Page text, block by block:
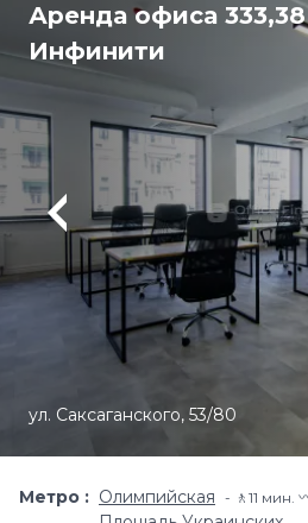
Аренда офиса
Инфинити
ул. Саксаганского, 53/80
Метро Олимпийская 🚶11 мин.